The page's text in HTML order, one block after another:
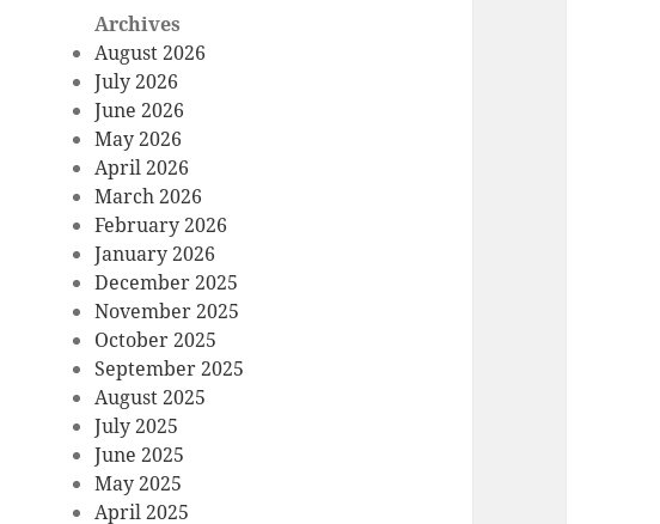
Archives
August 2026
July 2026
June 2026
May 2026
April 2026
March 2026
February 2026
January 2026
December 2025
November 2025
October 2025
September 2025
August 2025
July 2025
June 2025
May 2025
April 2025